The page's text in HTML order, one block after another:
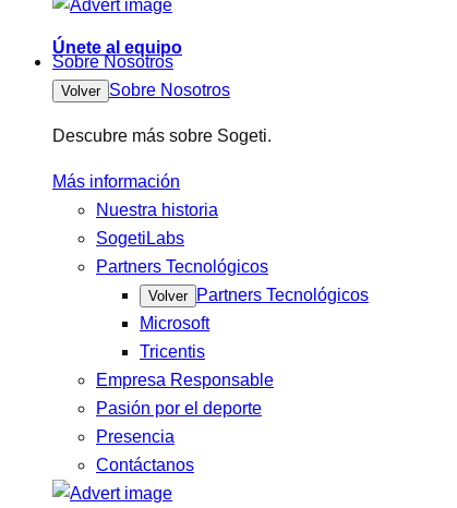
Únete al equipo
Sobre Nosotros
Volver Sobre Nosotros
Descubre más sobre Sogeti.
Más información
Nuestra historia
SogetiLabs
Partners Tecnológicos
Volver
Partners Tecnológicos
Microsoft
Tricentis
Empresa Responsable
Pasión por el deporte
Presencia
Contáctanos